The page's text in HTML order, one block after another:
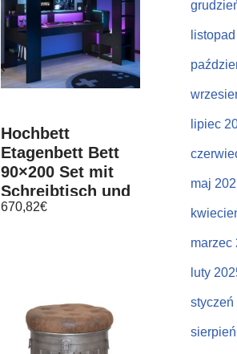
Hochbett
Etagenbett Bett
90×200 Set mit
Schreibtisch und
Beleuchtung
670,82€
lipiec
maj
marzec
luty
styczeń